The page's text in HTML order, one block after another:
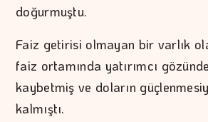
doğurmuştu.
Faiz getirisi olmayan bir varlık
faiz ortamında yatırımcı
kaybetmiş ve doların
kalmıştı.